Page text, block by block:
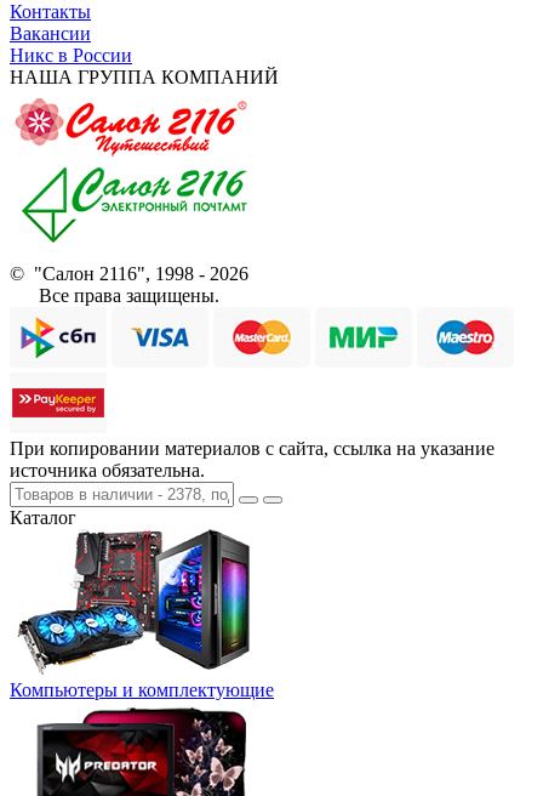
Контакты
Вакансии
Никс в России
НАША ГРУППА КОМПАНИЙ
© "Салон 2116", 1998 - 2026
Все права защищены.
При копировании материалов с сайта, ссылка на указание
источника обязательна.
Каталог
Компьютеры и комплектующие